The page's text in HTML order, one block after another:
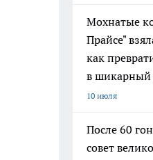
Мохнатые
Прайсе"
как
в шикарный
10 июля
После 60
совет